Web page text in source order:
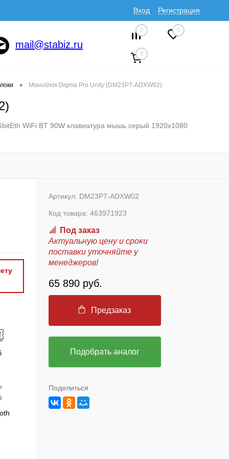
Вход Регистрация
mail@stabiz.ru
0 0
0
• Моноблок Digma Pro Unity (DM23P7-ADXW02)
WiFi BT 90W клавиатура мышь серый 1920x1080
Артикул: DM23P7-ADXW02
Код товара: 463971923
Под заказ
Актуальную цену и сроки
поставки уточняйте у
менеджеров!
65 890 руб.
Предзаказ
Подобрать аналог
Поделиться